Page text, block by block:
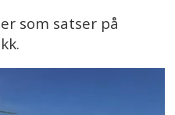
som satser på